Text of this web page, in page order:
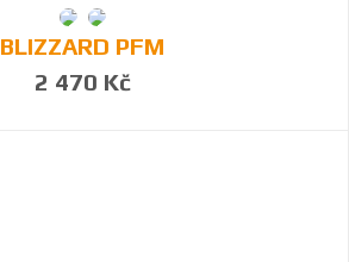
BLIZZARD PFM
2 470 Kč